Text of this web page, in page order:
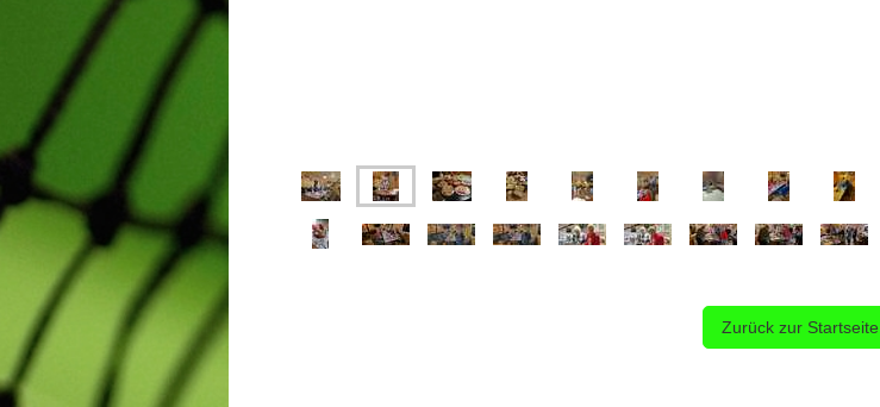
Zurück zur Startseite